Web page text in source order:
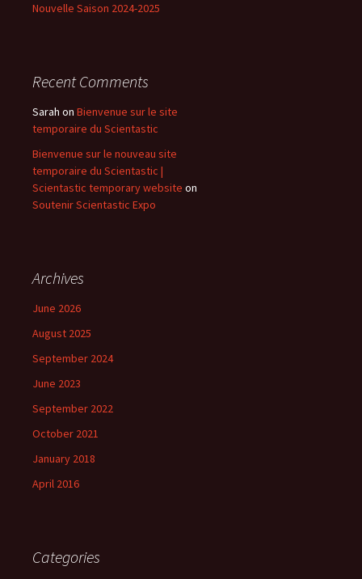
Nouvelle Saison 2024-2025
Recent Comments
Sarah on Bienvenue sur le site
temporaire du Scientastic
Bienvenue sur le nouveau site
temporaire du Scientastic |
Scientastic temporary website on
Soutenir Scientastic Expo
Archives
June 2026
August 2025
September 2024
June 2023
September 2022
October 2021
January 2018
April 2016
Categories